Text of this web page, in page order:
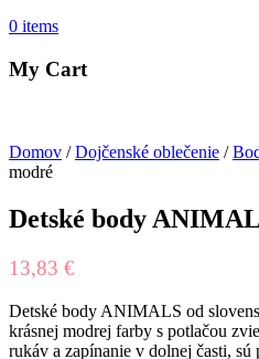
0 items
My Cart
Domov /Dojčenské oblečenie /
modré
Detské body
13,83 €
Detské body ANIMALS od
krásnej modrej farby s potlačou
rukáv a zapínanie v dolnej časti, sú